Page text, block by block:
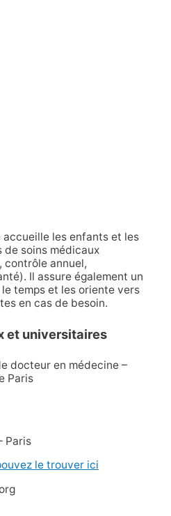
les enfants et les
soins médicaux
contrôle annuel,
Il assure également un
temps et les oriente vers
en cas de besoin.
et universitaires
docteur en médecine –
Paris
Paris
le trouver ici